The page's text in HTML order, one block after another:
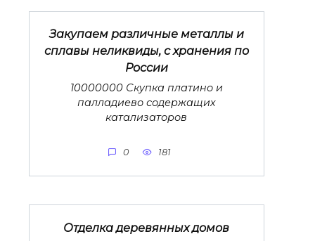
Закупаем различные металлы и
сплавы неликвиды, с хранения по
России
10000000 Скупка платино и
палладиево содержащих
катализаторов
0 181
Отделка деревянных домов